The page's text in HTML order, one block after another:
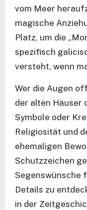
vom Meer
magische
Platz, um die
spezifisch
versteht, wenn
Wer die Augen
der alten Häuser
Symbole oder
Religiosität und
ehemaligen
Schutzzeichen
Segenswünsche
Details zu
in der